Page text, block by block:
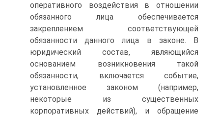
оперативного воздействия в отношении
обязанного лица обеспечивается
закреплением соответствующей
обязанности данного лица в законе. В
юридический состав, являющийся
основанием возникновения такой
обязанности, включается событие,
установленное законом (например,
некоторые из существенных
корпоративных действий), и обращение